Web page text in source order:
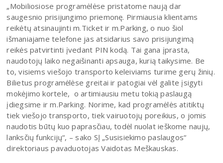
„Mobiliosiose programėlėse pristatome naują dar
saugesnio prisijungimo priemonę. Pirmiausia klientams
reikėtų atsinaujinti m.Ticket ir m.Parking, o nuo šiol
išmaniajame telefone jas atsidarius savo prisijungimą
reikės patvirtinti įvedant PIN kodą. Tai gana įprasta,
naudotojų laiko negaišinanti apsauga, kurią taikysime. Be
to, visiems viešojo transporto keleiviams turime gerų žinių.
Bilietus programėlėse greitai ir patogiai vėl galite įsigyti
mokėjimo kortele, o artimiausiu metu tokią paslaugą
įdiegsime ir m.Parking. Norime, kad programėlės atitiktų
tiek viešojo transporto, tiek vairuotojų poreikius, o jomis
naudotis būtų kuo paprasčiau, todėl nuolat ieškome naujų,
lanksčių funkcijų“, – sako SĮ „Susisiekimo paslaugos“
direktoriaus pavaduotojas Vaidotas Meškauskas.